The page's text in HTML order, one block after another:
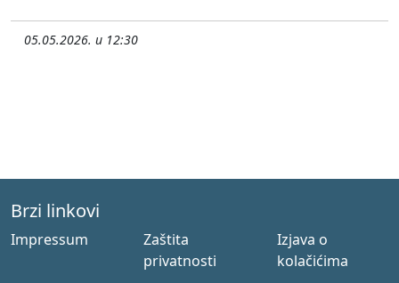
05.05.2026. u 12:30
Brzi linkovi
Impressum
Zaštita
privatnosti
Izjava o
kolačićima